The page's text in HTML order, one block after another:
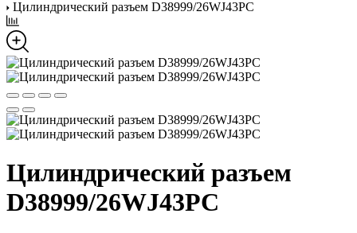
Цилиндрический разъем D38999/26WJ43PC
Цилиндрический разъем
D38999/26WJ43PC